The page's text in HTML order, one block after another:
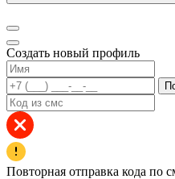
Создать новый профиль
Повторная отправка кода по